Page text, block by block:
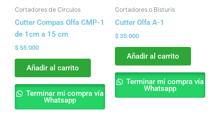
Cortadores de Circulos
Cutter Compas Olfa CMP-1
de 1cm a 15 cm
$ 55.000
Añadir al carrito
Terminar mi compra vía
Whatsapp
Cortadores o Bisturis
Cutter Olfa A-1
$ 35.000
Añadir al carrito
Terminar mi compra vía
Whatsapp